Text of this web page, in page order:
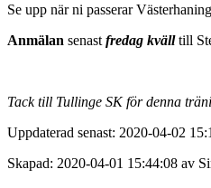
Se upp när ni passerar
Anmälan senast fredag kvälltill
Tack till Tullinge SK för denna
Uppdaterad senast: 2020-04-02
Skapad: 2020-04-01 15:44:08 av